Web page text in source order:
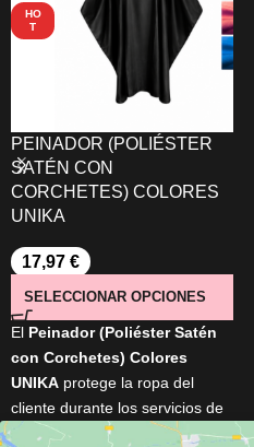
HO
T
PEINADOR (POLIÉSTER
SATÉN CON
CORCHETES) COLORES
UNIKA
17,97 €
SELECCIONAR OPCIONES
El Peinador (Poliéster Satén
con Corchetes) Colores
UNIKA protege la ropa del
cliente durante los servicios de
peluquería y barbería. Cuenta